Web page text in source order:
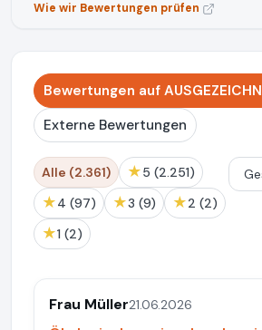
Wie wir Bewertungen prüfen
Bewertungen auf
Externe Bewertungen
Alle (2.361) ★ 5 (2.251)
★ 4 (97) ★ 3 (9) ★ 2 (2)
★ 1 (2)
Frau Müller21.06.2026